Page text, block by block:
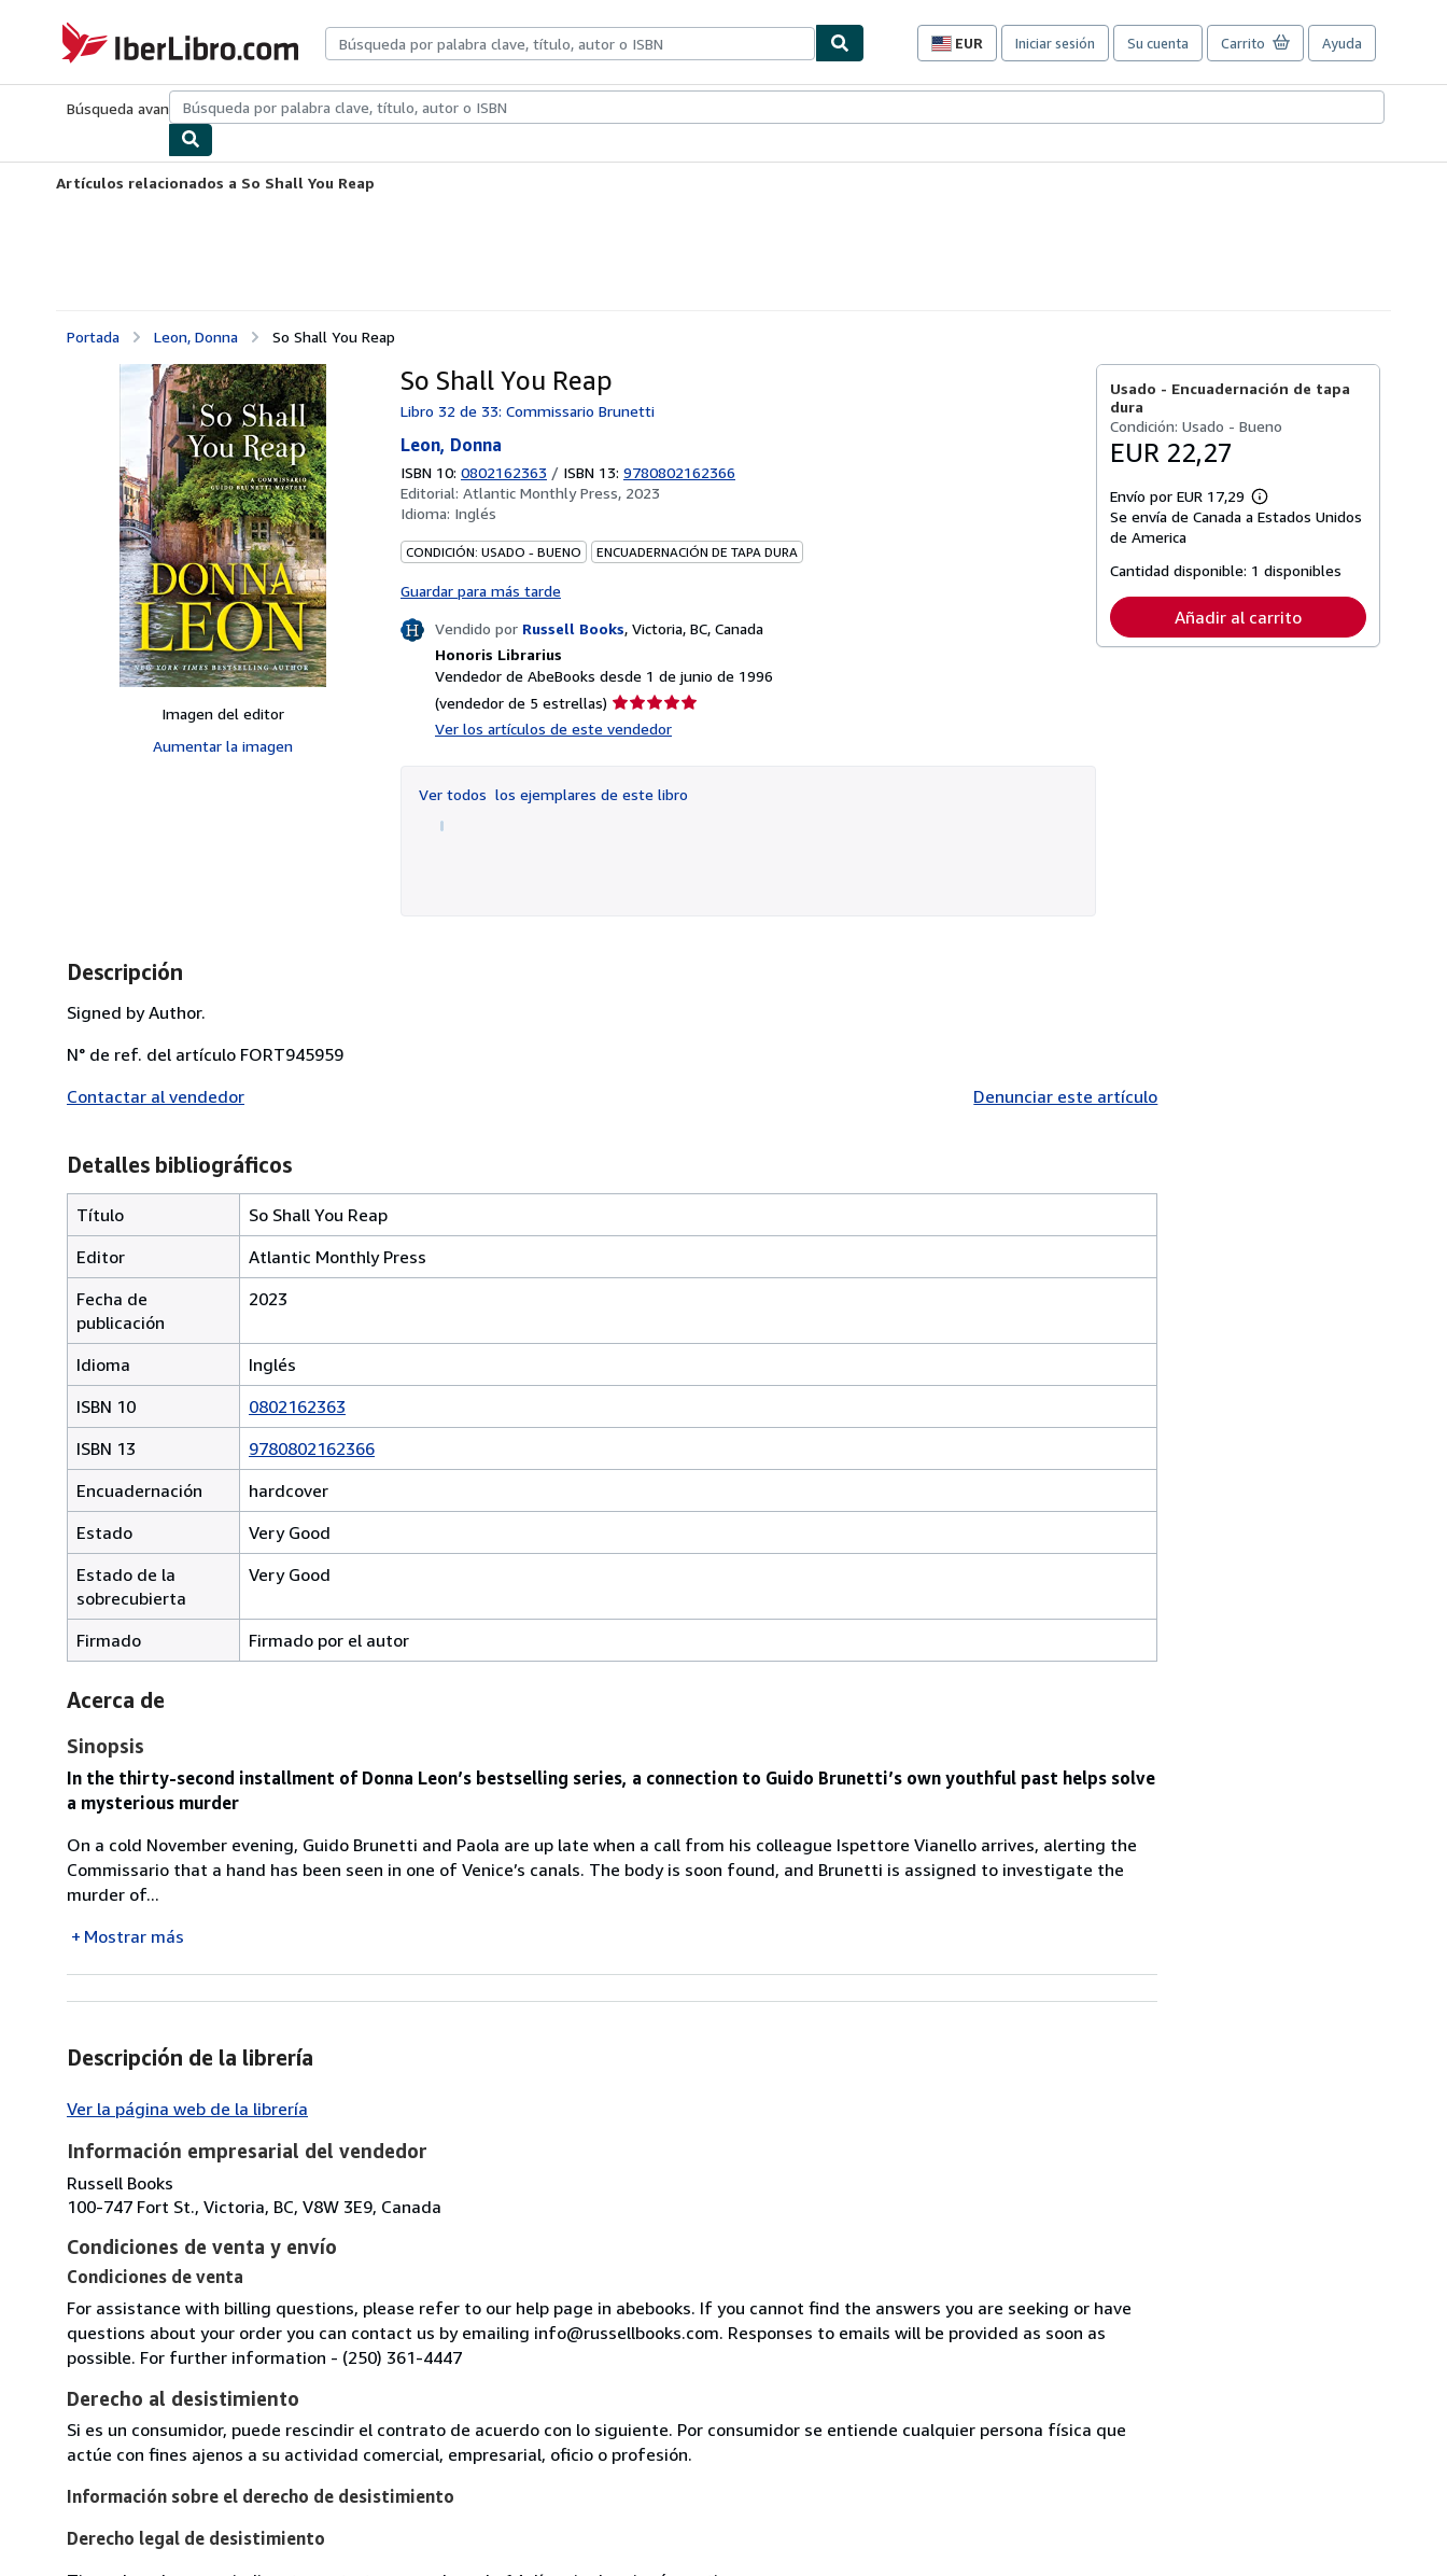
IberLibro.com
EUR
Preferencias
compra
sitio.
Iniciar sesión Su cuenta Carrito Ayuda
Búsqueda avanzadaColecciones Libros antiguosArte y coleccionismo
Artículos relacionados a So Shall You Reap
Portada Leon, Donna So Shall You Reap
Imagen del editor
Aumentar la imagen
So Shall You Reap
Libro 32 de 33: Commissario Brunetti
Leon, Donna
ISBN 10: 0802162363 / ISBN 13: 9780802162366
Editorial: Atlantic Monthly Press, 2023
Idioma: Inglés
CONDICIÓN: USADO - BUENO ENCUADERNACIÓN DE TAPA DURA
Guardar para más tarde
Vendido por Russell Books, Victoria, BC, Canada
Honoris Librarius
Vendedor de AbeBooks desde 1 de junio de 1996
(vendedor de 5 estrellas) Calificación
Ver los artículos de este vendedor
Ver todos los ejemplares de este libro
Usado - Encuadernación de tapa
dura
Condición: Usado - Bueno
EUR 22,27
Envío por EUR 17,29
Más
información
tarifas
envío
Se envía de Canada a Estados Unidos
de America
Cantidad disponible: 1 disponibles
Añadir al carrito
Descripción
Signed by Author.
N° de ref. del artículo FORT945959
Contactar al vendedor
Denunciar este artículo
Detalles bibliográficos
Título
So Shall You Reap
Editor
Atlantic Monthly Press
Fecha de
publicación
2023
Idioma
Inglés
ISBN 10
0802162363
ISBN 13
9780802162366
Encuadernación
hardcover
Estado
Very Good
Estado de la
sobrecubierta
Very Good
Firmado Firmado por el autor
Acerca de
Sinopsis
In the thirty-second installment of Donna Leon’s bestselling series, a connection to Guido Brunetti’s own youthful past helps solve
a mysterious murder
On a cold November evening, Guido Brunetti and Paola are up late when a call from his colleague Ispettore Vianello arrives, alerting the
Commissario that a hand has been seen in one of Venice’s canals. The body is soon found, and Brunetti is assigned to investigate the
murder of...
Mostrar más
Descripción de la librería
Ver la página web de la librería
Información empresarial del vendedor
Russell Books
100-747 Fort St., Victoria, BC, V8W 3E9, Canada
Condiciones de venta y envío
Condiciones de venta
For assistance with billing questions, please refer to our help page in abebooks. If you cannot find the answers you are seeking or have
questions about your order you can contact us by emailing info@russellbooks.com. Responses to emails will be provided as soon as
possible. For further information - (250) 361-4447
Derecho al desistimiento
Si es un consumidor, puede rescindir el contrato de acuerdo con lo siguiente. Por consumidor se entiende cualquier persona física que
actúe con fines ajenos a su actividad comercial, empresarial, oficio o profesión.
Información sobre el derecho de desistimiento
Derecho legal de desistimiento